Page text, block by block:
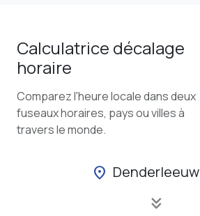
Calculatrice décalage
horaire
Comparez l'heure locale dans deux
fuseaux horaires, pays ou villes à
travers le monde.
location_on Denderleeuw
keyboard_double_arrow_down